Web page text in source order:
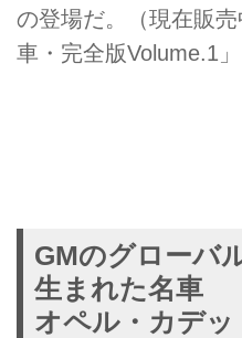
の登場だ。（現在販
車・完全版Volume.1」
GMのグローバ
生まれた名車
オペル・カデッ